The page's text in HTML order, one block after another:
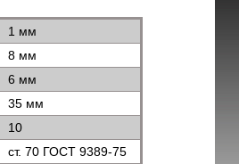
1 мм
8 мм
6 мм
35 мм
10
ст. 70 ГОСТ 9389-75